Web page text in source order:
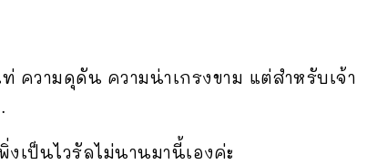
วามดุดัน ความน่าเกรงขาม แต่สำหรับเจ้า
เป็นไวรัลไม่นานมานี้เองค่ะ